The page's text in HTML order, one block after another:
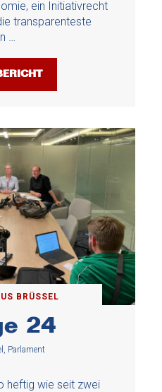
ein Initiativrecht
transparenteste
…
BRÜSSEL
24
Parlament
heftig wie seit zwei